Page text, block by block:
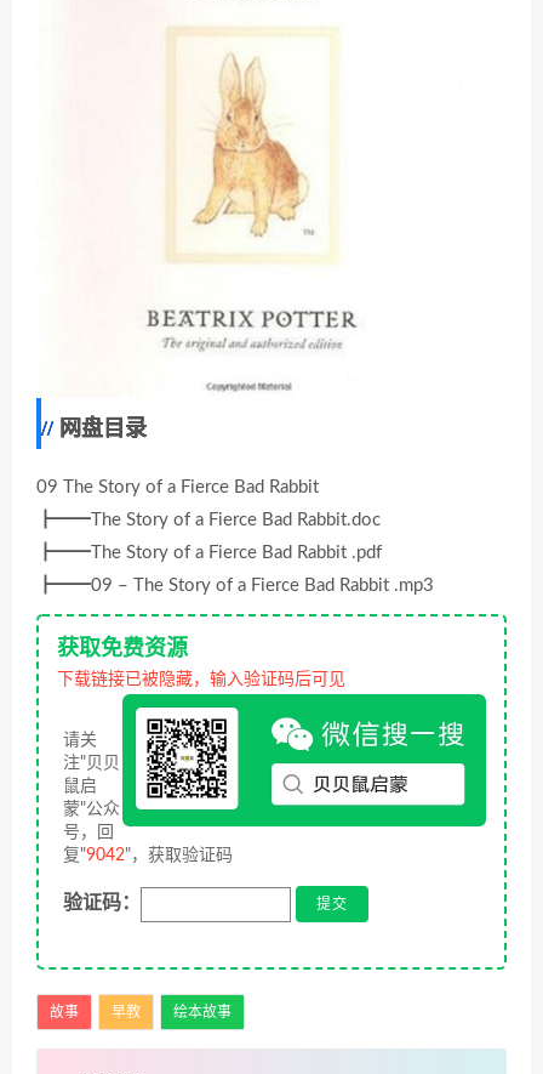
网盘目录
09 The Story of a Fierce Bad Rabbit
┣━━The Story of a Fierce Bad Rabbit.doc
┣━━The Story of a Fierce Bad Rabbit .pdf
┣━━09 – The Story of a Fierce Bad Rabbit .mp3
获取免费资源
下载链接已被隐藏，输入验证码后可见
请关
注"贝贝
鼠启
蒙"公众
号，回
复"9042"，获取验证码
验证码：
故事 早教 绘本故事